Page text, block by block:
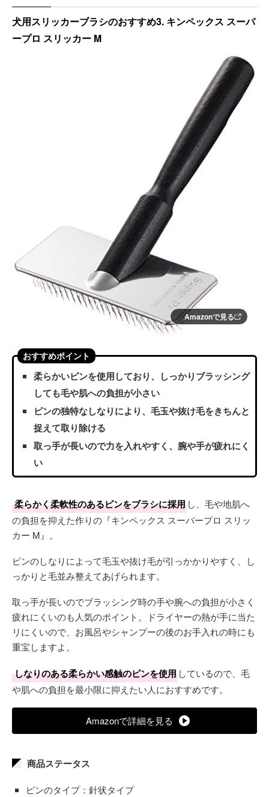
犬用スリッカーブラシのおすすめ3. キンペックス スーパ
ープロ スリッカー M
Amazonで見る
おすすめポイント
柔らかいピンを使用しており、しっかりブラッシング
しても毛や肌への負担が小さい
ピンの独特なしなりにより、毛玉や抜け毛をきちんと
捉えて取り除ける
取っ手が長いので力を入れやすく、腕や手が疲れにく
い
柔らかく柔軟性のあるピンをブラシに採用 し、毛や地肌へ
の負担を抑えた作りの『キンペックス スーパープロ スリッ
カー M』。
ピンのしなりによって毛玉や抜け毛が引っかかりやすく、し
っかりと毛並み整えてあげられます。
取っ手が長いのでブラッシング時の手や腕への負担が小さく
疲れにくいのも人気のポイント。ドライヤーの熱が手に当た
リにくいので、お風呂やシャンプーの後のお手入れの時にも
重宝しますよ。
しなりのある柔らかい感触のピンを使用 しているので、毛
や肌への負担を最小限に抑えたい人におすすめです。
Amazonで詳細を見る
商品ステータス
ピンのタイプ：針状タイプ